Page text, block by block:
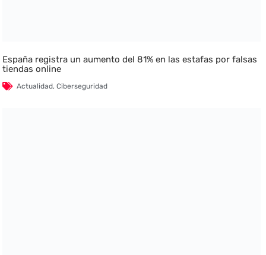
España registra un aumento del 81% en las estafas por falsas
tiendas online
Actualidad,Ciberseguridad